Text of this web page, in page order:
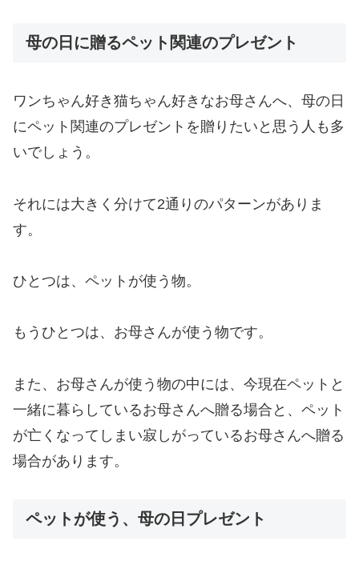
母の日に贈るペット関連のプレゼント
ワンちゃん好き猫ちゃん好きなお母さんへ、母の日
にペット関連のプレゼントを贈りたいと思う人も多
いでしょう。
それには大きく分けて2通りのパターンがありま
す。
ひとつは、ペットが使う物。
もうひとつは、お母さんが使う物です。
また、お母さんが使う物の中には、今現在ペットと
一緒に暮らしているお母さんへ贈る場合と、ペット
が亡くなってしまい寂しがっているお母さんへ贈る
場合があります。
ペットが使う、母の日プレゼント